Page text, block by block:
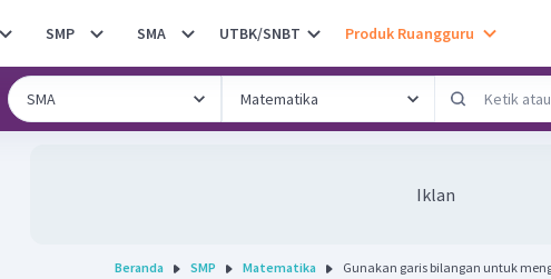
SMP SMA UTBK/SNBT Produk Ruangguru
Iklan
Beranda SMP Matematika Gunakan garis bilangan untuk